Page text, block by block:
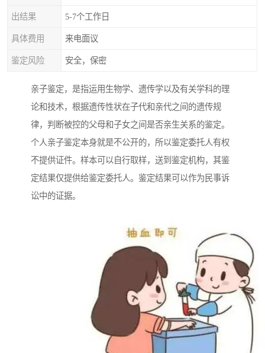
出结果 5-7个工作日
具体费用 来电面议
鉴定风险 安全，保密
亲子鉴定，是指运用生物学、遗传学以及有关学科的理
论和技术，根据遗传性状在子代和亲代之间的遗传规
律，判断被控的父母和子女之间是否亲生关系的鉴定。
个人亲子鉴定本身就是不公开的，所以鉴定委托人有权
不提供证件。样本可以自行取样，送到鉴定机构，其鉴
定结果仅提供给鉴定委托人。鉴定结果可以作为民事诉
讼中的证据。